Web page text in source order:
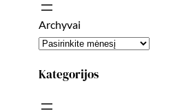
Archyvai
Kategorijos